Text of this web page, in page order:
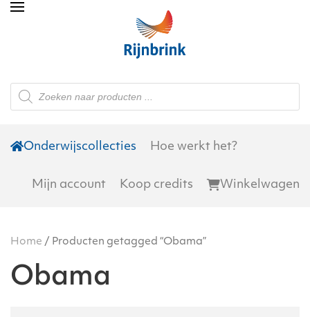
Skip to main content
Producten
zoeken
Onderwijscollecties Hoe werkt het?
Mijn account Koop credits Winkelwagen
Home / Producten getagged “Obama”
Obama